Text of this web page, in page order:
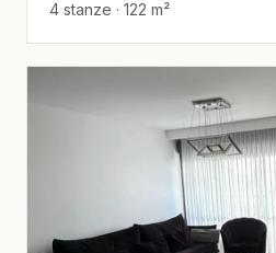
4 stanze · 122 m²